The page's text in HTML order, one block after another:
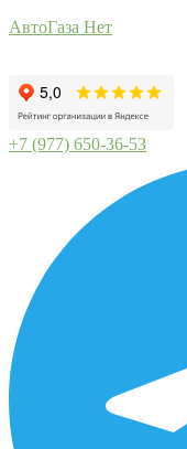
АвтоГаза Нет
+7 (977) 650-36-53